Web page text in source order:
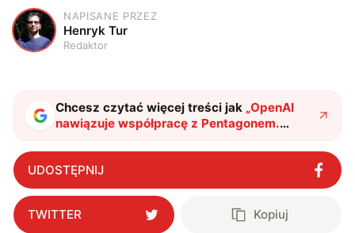
H
NAPISANE PRZEZ
Henryk Tur
Redaktor
Chcesz czytać więcej treści jak „OpenAI
nawiązuje współpracę z Pentagonem.
Sztuczna inteligencja rusza na wojnę?"?
UDOSTĘPNIJ
TWITTER Kopiuj